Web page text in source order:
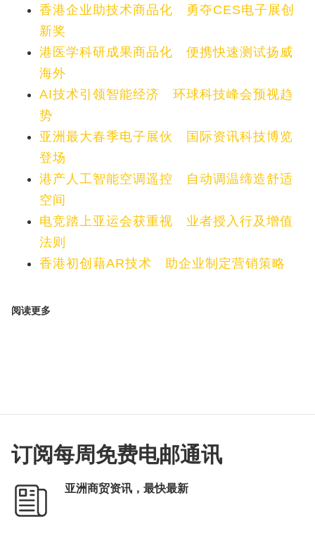
香港企业助技术商品化 勇夺CES电子展创
新奖
港医学科研成果商品化 便携快速测试扬威
海外
AI技术引领智能经济 环球科技峰会预视趋
势
亚洲最大春季电子展伙 国际资讯科技博览
登场
港产人工智能空调遥控 自动调温缔造舒适
空间
电竞踏上亚运会获重视 业者授入行及增值
法则
香港初创藉AR技术 助企业制定营销策略
阅读更多
订阅每周免费电邮通讯
亚洲商贸资讯，最快最新